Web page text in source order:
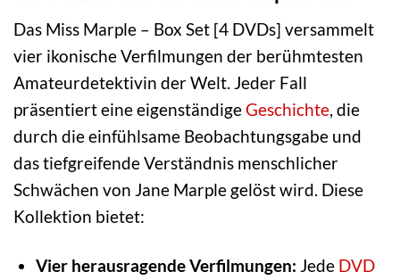
Das Miss Marple – Box Set [4 DVDs] versammelt
vier ikonische Verfilmungen der berühmtesten
Amateurdetektivin der Welt. Jeder Fall
präsentiert eine eigenständigeGeschichte , die
durch die einfühlsame Beobachtungsgabe und
das tiefgreifende Verständnis menschlicher
Schwächen von Jane Marple gelöst wird. Diese
Kollektion bietet:
Vier herausragende Verfilmungen: Jede DVD